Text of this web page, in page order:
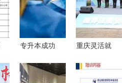
专升本成功
学历辨析与
重庆灵活就